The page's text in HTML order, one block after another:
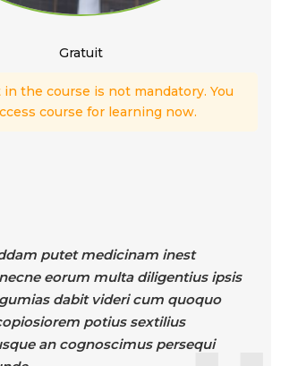
Gratuit
the course is not mandatory. You
course for learning now.
putet medicinam inest
eorum multa diligentius ipsis
dabit videri cum quoquo
potius sextilius
an cognoscimus persequi